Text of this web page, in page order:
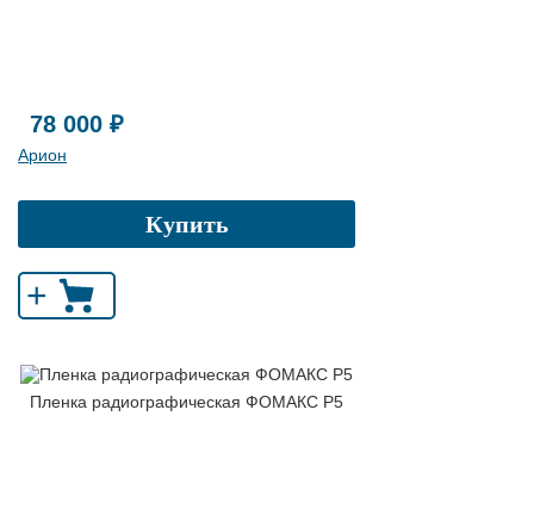
78 000 ₽
Арион
Купить
+
Пленка радиографическая ФОМАКС Р5